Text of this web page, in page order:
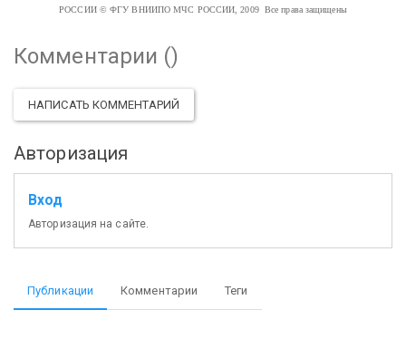
РОССИИ© ФГУ ВНИИПО МЧС РОССИИ, 2009 Все права защищены
Комментарии ()
НАПИСАТЬ КОММЕНТАРИЙ
Авторизация
Вход
Авторизация на сайте.
Публикации Комментарии Теги